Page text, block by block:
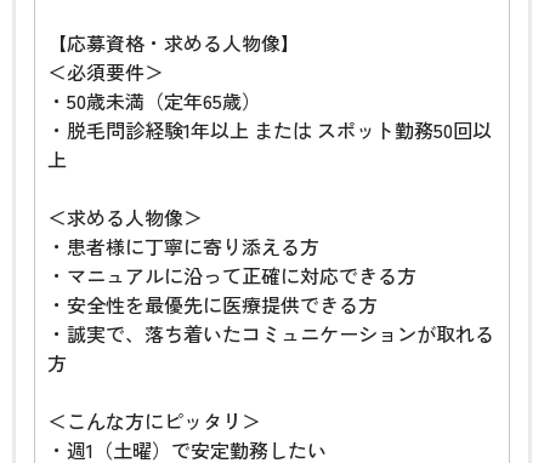
【応募資格・求める人物像】
＜必須要件＞
・50歳未満（定年65歳）
・脱毛問診経験1年以上 または スポット勤務50回以
上
＜求める人物像＞
・患者様に丁寧に寄り添える方
・マニュアルに沿って正確に対応できる方
・安全性を最優先に医療提供できる方
・誠実で、落ち着いたコミュニケーションが取れる
方
＜こんな方にピッタリ＞
・週1（土曜）で安定勤務したい